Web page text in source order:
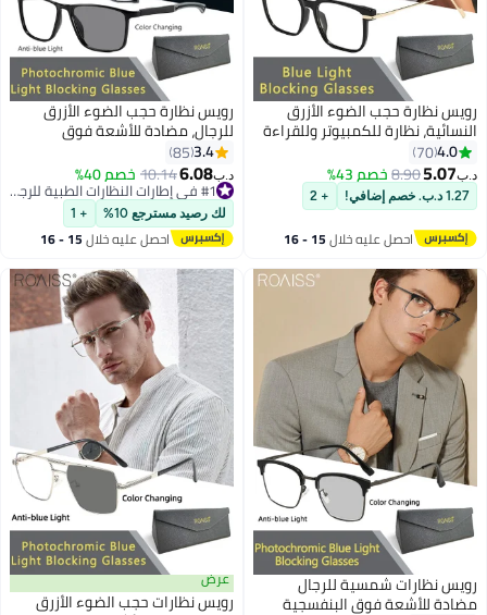
حجب الضوء الأزرق
نظارة للكمبيوتر وللقراءة
والتلفزيون والهواتف،
الموضة المضادة لإجهاد
للأشعة فوق البنفسجية
والرجال
70
8.90خصم 43%
+ 2
احصل عليه خلال 15 - 16
رويس نظارة حجب الضوء الأزرق
للرجال، مضادة للأشعة فوق
البنفسجية والوهج، نظارات كمبيوتر
بفلتر الضوء الأزرق، نظارات
مستطيلة رياضية متغيرة اللون
مضادة لإجهاد العين والصداع مع
85
6.08
10.14خصم 40%
#1 في إطارات النظارات الطبية للرجال
#1 في إطارات النظارات الطبية للرجال لك رصيد مسترجع 10% + 1
احصل عليه خلال 15 - 16
شمسية للرجال
للأشعة فوق البنفسجية
عرض
رويس نظارات حجب الضوء الأزرق